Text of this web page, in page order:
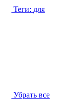
Теги: для
Убрать все